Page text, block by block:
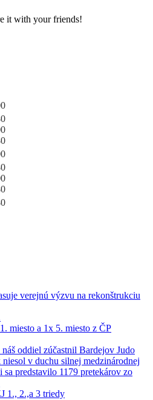
it with your friends!
verejnú výzvu na rekonštrukciu
miesto a 1x 5. miesto z ČP
oddiel zúčastnil Bardejov Judo
v duchu silnej medzinárodnej
sa predstavilo 1179 pretekárov zo
1., 2.,a 3 triedy